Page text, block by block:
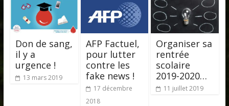
Don de sang,
il y a
urgence !
13 mars 2019
AFP Factuel,
pour lutter
contre les
fake news !
17 décembre
2018
Organiser sa
rentrée
scolaire
2019-2020…
11 juillet 2019